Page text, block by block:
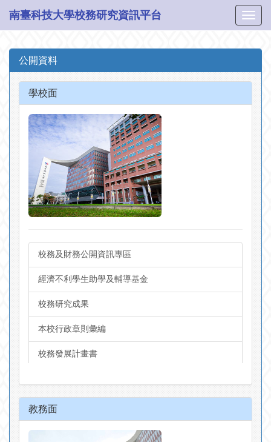
南臺科技大學校務研究資訊平台
公開資料
學校面
校務及財務公開資訊專區
經濟不利學生助學及輔導基金
校務研究成果
本校行政章則彙編
校務發展計畫書
董事會議事錄
董事會名單
教務面